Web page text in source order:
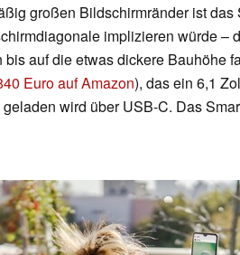
großen Bildschirmränder ist das
implizieren würde –
auf die etwas dickere Bauhöhe
Euro auf Amazon), das ein 6,1
wird über USB-C. Das